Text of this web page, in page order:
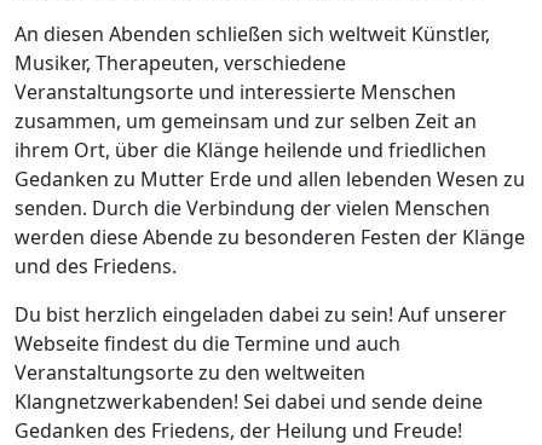
An diesen Abenden schließen sich weltweit Künstler,
Musiker, Therapeuten, verschiedene
Veranstaltungsorte und interessierte Menschen
zusammen, um gemeinsam und zur selben Zeit an
ihrem Ort, über die Klänge heilende und friedlichen
Gedanken zu Mutter Erde und allen lebenden Wesen zu
senden. Durch die Verbindung der vielen Menschen
werden diese Abende zu besonderen Festen der Klänge
und des Friedens.
Du bist herzlich eingeladen dabei zu sein! Auf unserer
Webseite findest du die Termine und auch
Veranstaltungsorte zu den weltweiten
Klangnetzwerkabenden! Sei dabei und sende deine
Gedanken des Friedens, der Heilung und Freude!